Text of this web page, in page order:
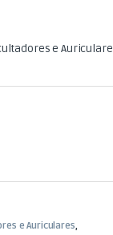
e
e Auriculares,